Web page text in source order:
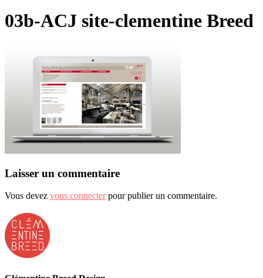
03b-ACJ site-clementine Breed
Laisser un commentaire
Vous devez vous connecterpour publier un commentaire.